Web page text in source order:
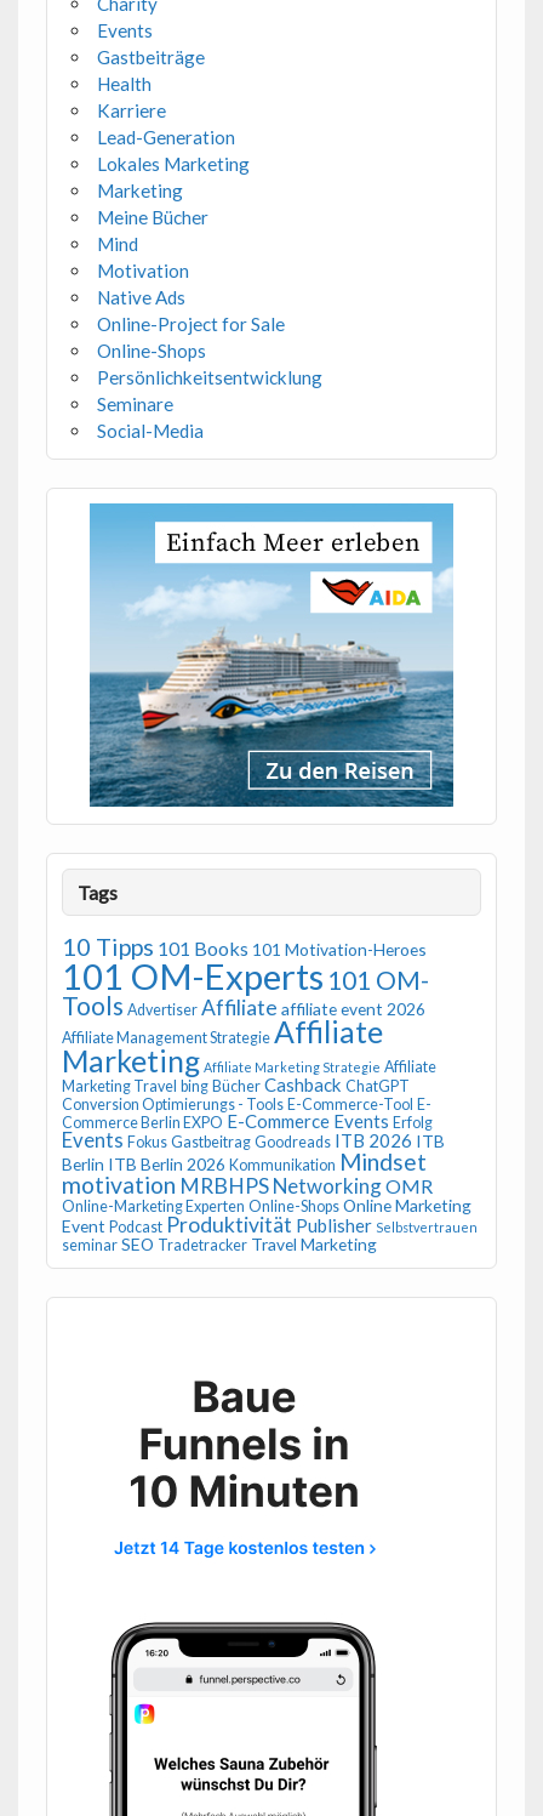
Events
Gastbeiträge
Health
Karriere
Lead-Generation
Lokales Marketing
Marketing
Meine Bücher
Mind
Motivation
Native Ads
Online-Project for Sale
Online-Shops
Persönlichkeitsentwicklung
Seminare
Social-Media
Tags
10 Tipps 101 Books 101 Motivation-Heroes
101 OM-Experts 101 OM-
Tools Advertiser Affiliate affiliate event 2026
Affiliate Management Strategie Affiliate
Marketing Affiliate Marketing Strategie Affiliate
Marketing Travel bing Bücher Cashback ChatGPT
Conversion Optimierungs - Tools E-Commerce-Tool E-
Commerce Berlin EXPO E-Commerce Events Erfolg
Events Fokus Gastbeitrag Goodreads ITB 2026 ITB
Berlin ITB Berlin 2026 Kommunikation Mindset
motivation MRBHPSNetworkingOMR
Online-Marketing Experten Online-Shops Online Marketing
Event Podcast Produktivität Publisher Selbstvertrauen
seminar SEO Tradetracker Travel Marketing